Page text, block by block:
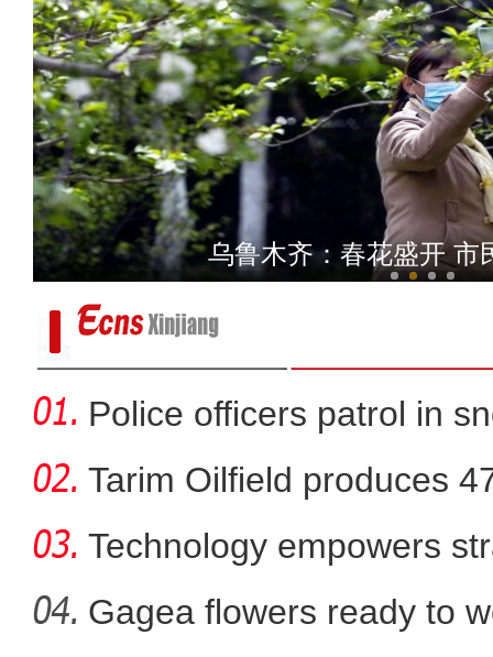
经开区：加快道路改造升级
乌鲁木齐：春花盛开 市
Police officers patrol in
Tarim Oilfield produces
Technology empowers
Xi
Gagea flowers ready to